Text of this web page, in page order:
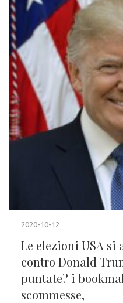
2020-10-12
Le elezioni USA si
contro Donald
puntate? i
scommesse,